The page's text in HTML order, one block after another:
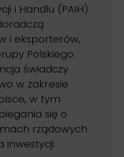
i Handlu (PAIH)
i eksporterów,
Polskiego
świadczy
w zakresie
w tym
się o
rządowych
inwestycji.